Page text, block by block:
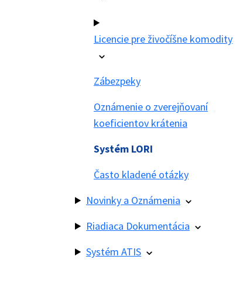
Licencie pre živočíšne komodity
Zábezpeky
Oznámenie o zverejňovaní
koeficientov krátenia
Systém LORI
Často kladené otázky
Novinky a Oznámenia
Riadiaca Dokumentácia
Systém ATIS